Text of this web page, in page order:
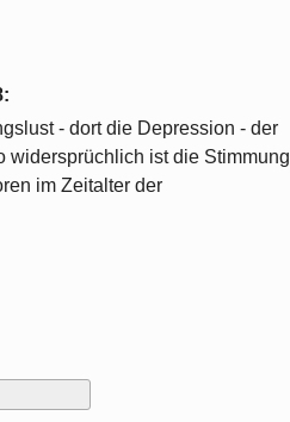
:
- dort die Depression - der
widersprüchlich ist die Stimmung
im Zeitalter der